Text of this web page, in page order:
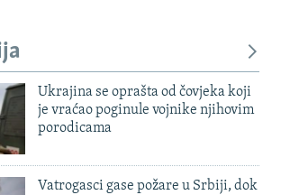
Ukrajina se oprašta od čovjeka koji
je vraćao poginule vojnike njihovim
porodicama
Vatrogasci gase požare u Srbiji, dok